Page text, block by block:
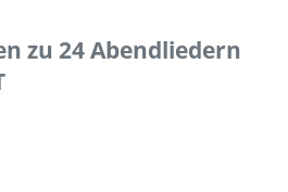
zu 24 Abendliedern